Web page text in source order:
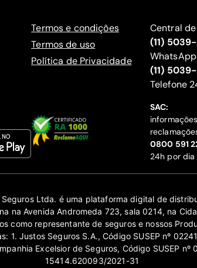
Termos e condições
Termos de uso
Política de Privacidade
Central
(11)
(11)
‍Telefone
SAC:
‍0800 591
24h por dia
Ltda. é uma plataforma digital de
na Avenida Andromeda 723, sala 0214, na
como representante de seguros e nossos
1. Justos Seguros S.A., Código SUSEP nº
Excelsior de Seguros, Código SUSEP nº
15414.620093/2021-31